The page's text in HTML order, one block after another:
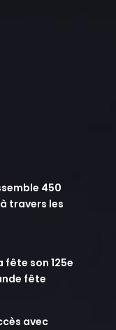
450
travers les
fête son 125e
fête
avec